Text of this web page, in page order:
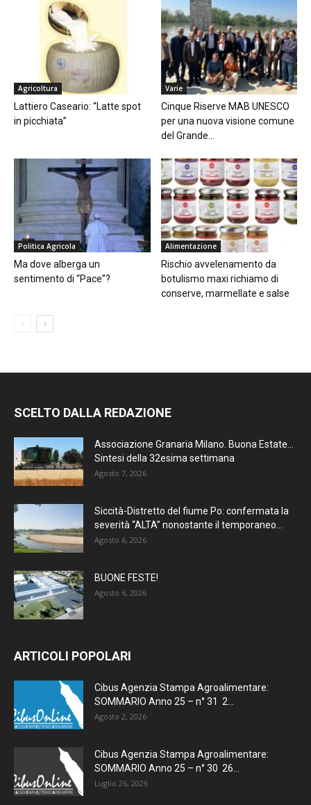
Agricoltura
Lattiero Caseario: “Latte spot
in picchiata”
Varie
Cinque Riserve MAB UNESCO
per una nuova visione comune
del Grande...
Politica Agricola
Ma dove alberga un
sentimento di “Pace”?
Alimentazione
Rischio avvelenamento da
botulismo maxi richiamo di
conserve, marmellate e salse
SCELTO DALLA REDAZIONE
Associazione Granaria Milano. Buona Estate…
Sintesi della 32esima settimana
Agosto 7, 2026
Siccità-Distretto del fiume Po: confermata la
severità “ALTA” nonostante il temporaneo...
Agosto 6, 2026
BUONE FESTE!
Agosto 6, 2026
ARTICOLI POPOLARI
Cibus Agenzia Stampa Agroalimentare:
SOMMARIO Anno 25 – n° 31 2...
Agosto 2, 2026
Cibus Agenzia Stampa Agroalimentare:
SOMMARIO Anno 25 – n° 30 26...
Luglio 26, 2026